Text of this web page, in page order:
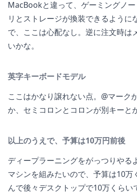
MacBookと違って、ゲーミングノ
リとストレージが換装できるように
で、ここは心配なし。逆に注文時は
いかな。
英字キーボードモデル
ここはかなり譲れない点。@マーク
か、セミコロンとコロンが別キーと
以上のうえで、予算は10万円前後
ディープラーニングをがっつりやる
マシンを組みたいので、予算は10万
んで後々デスクトップで10万くらい